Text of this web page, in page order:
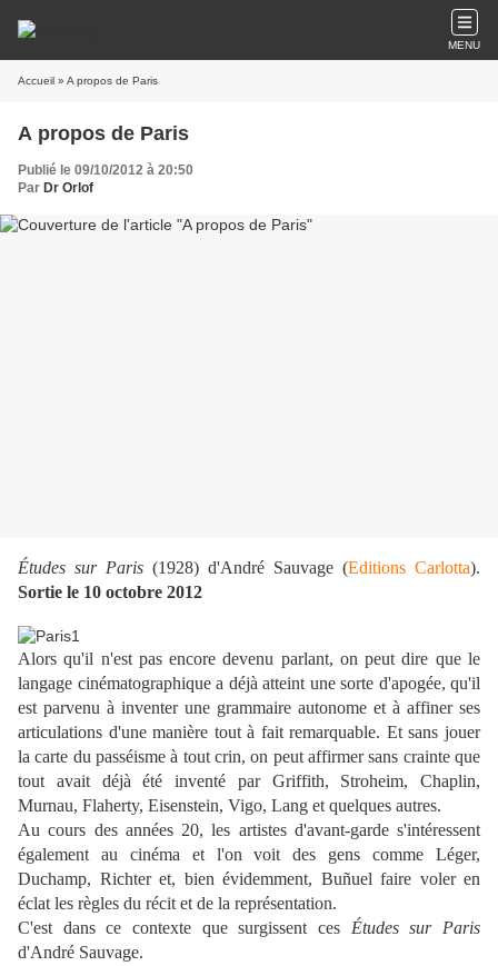
MENU
Accueil » A propos de Paris
A propos de Paris
Publié le 09/10/2012 à 20:50
Par Dr Orlof
Études sur Paris (1928) d'André Sauvage (Editions Carlotta).
Sortie le 10 octobre 2012
Alors qu'il n'est pas encore devenu parlant, on peut dire que le
langage cinématographique a déjà atteint une sorte d'apogée, qu'il
est parvenu à inventer une grammaire autonome et à affiner ses
articulations d'une manière tout à fait remarquable. Et sans jouer
la carte du passéisme à tout crin, on peut affirmer sans crainte que
tout avait déjà été inventé par Griffith, Stroheim, Chaplin,
Murnau, Flaherty, Eisenstein, Vigo, Lang et quelques autres.
Au cours des années 20, les artistes d'avant-garde s'intéressent
également au cinéma et l'on voit des gens comme Léger,
Duchamp, Richter et, bien évidemment, Buñuel faire voler en
éclat les règles du récit et de la représentation.
C'est dans ce contexte que surgissent ces Études sur Paris
d'André Sauvage.